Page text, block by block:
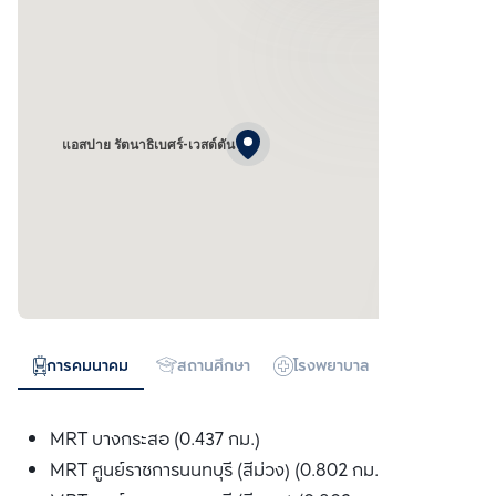
แอสปาย รัตนาธิเบศร์-เวสต์ตัน
การคมนาคม สถานศึกษา โรงพยาบาล
MRT บางกระสอ (0.437 กม.)
MRT ศูนย์ราชการนนทบุรี (สีม่วง) (0.802 กม.)